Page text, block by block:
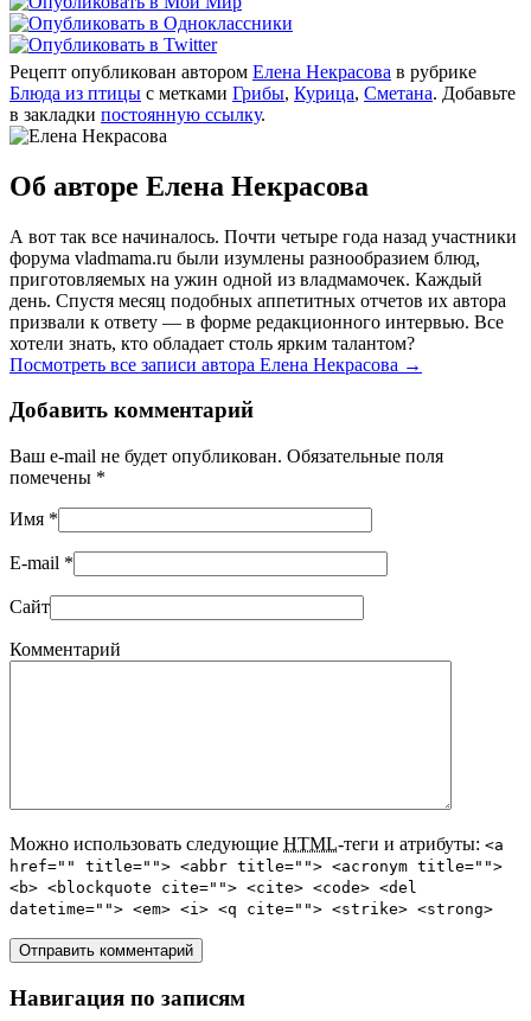
Рецепт опубликован автором Елена Некрасова в рубрике
Блюда из птицы с метками Грибы, Курица, Сметана. Добавьте
в закладки постоянную ссылку.
Об авторе Елена Некрасова
А вот так все начиналось. Почти четыре года назад участники
форума vladmama.ru были изумлены разнообразием блюд,
приготовляемых на ужин одной из владмамочек. Каждый
день. Спустя месяц подобных аппетитных отчетов их автора
призвали к ответу — в форме редакционного интервью. Все
хотели знать, кто обладает столь ярким талантом?
Посмотреть все записи автора Елена Некрасова →
Добавить комментарий
Ваш e-mail не будет опубликован. Обязательные поля
помечены *
Имя *
E-mail *
Сайт
Комментарий
Можно использовать следующие HTML-теги и атрибуты: <a
href="" title=""> <abbr title=""> <acronym title="">
<b> <blockquote cite=""> <cite> <code> <del
datetime=""> <em> <i> <q cite=""> <strike> <strong>
Навигация по записям